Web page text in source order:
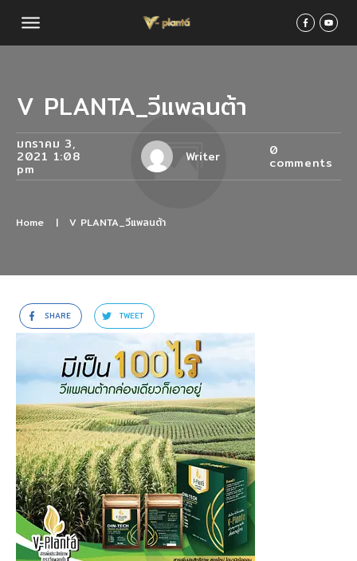
V PLANTA_วีแพลนต้า
มกราคม 3,
2021 1:08
pm
Writer 0
comments
Home | V PLANTA_วีแพลนต้า
SHARE TWEET